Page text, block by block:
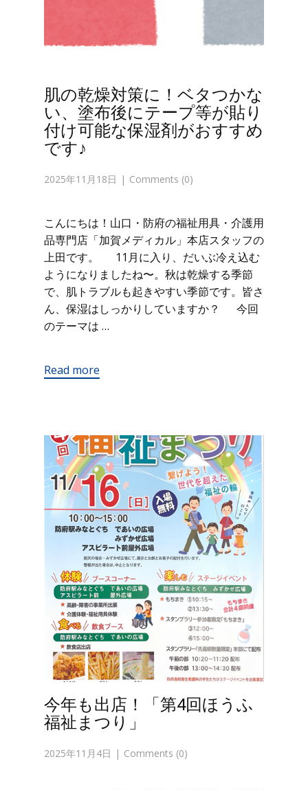
肌の乾燥対策に！ベタつかな
い、塗布後にテープ等が貼り
付け可能な保湿剤がおすすめ
です♪
2025年11月18日 Comments (0)
こんにちは！山口・防府の福祉用具・介護用
品専門店「加賀メディカル」本店スタッフの
上田です。 11月に入り、だいぶ冷え込む
ようになりましたね〜。秋は乾燥する季節
で、肌トラブルも起きやすい季節です。皆さ
ん、保湿はしっかりしていますか？ 今回
のテーマは …
Read more
今年も出店！「第4回ほうふ
福祉まつり」
2025年11月4日 Comments (0)